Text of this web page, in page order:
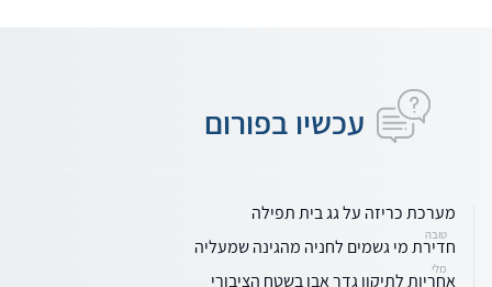
עכשיו בפורום
מערכת כריזה על גג בית תפילה
טובה
חדירת מי גשמים לחניה מהגינה שמעליה
מלי
אחריות לתיקון גדר אבן בשטח הציבורי